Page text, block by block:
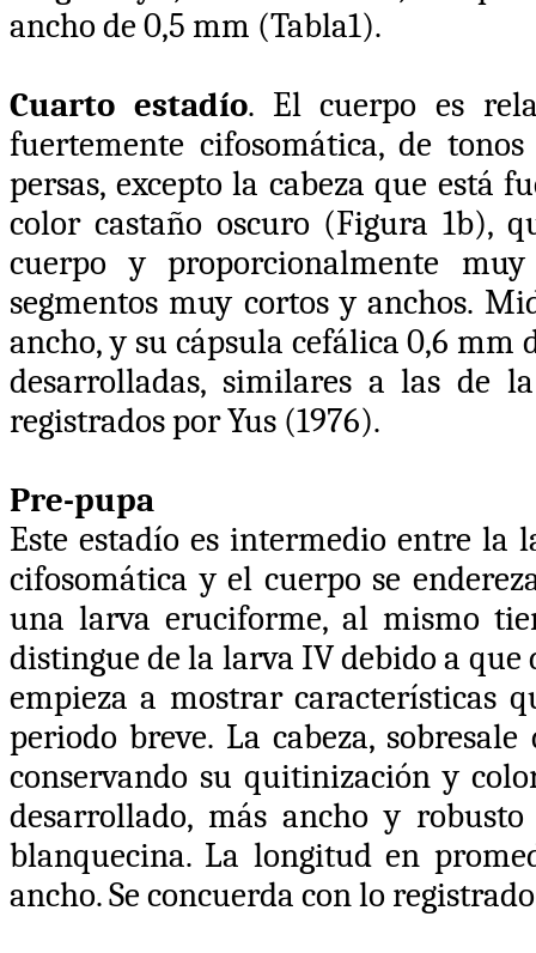
ancho de 0,5 mm (Tabla1).
Cuarto estadío. El cuerpo es
fuertemente cifosomática, de
persas, excepto la cabeza que está
color castaño oscuro (Figura 1b),
cuerpo y proporcionalmente
segmentos muy cortos y anchos.
ancho, y su cápsula cefálica 0,6 mm
desarrolladas, similares a las de
registrados por Yus (1976).
Pre-pupa
Este estadío es intermedio entre la
cifosomática y el cuerpo se
una larva eruciforme, al mismo
distingue de la larva IV debido a
empieza a mostrar características
periodo breve. La cabeza,
conservando su quitinización y
desarrollado, más ancho y
blanquecina. La longitud en
ancho. Se concuerda con lo